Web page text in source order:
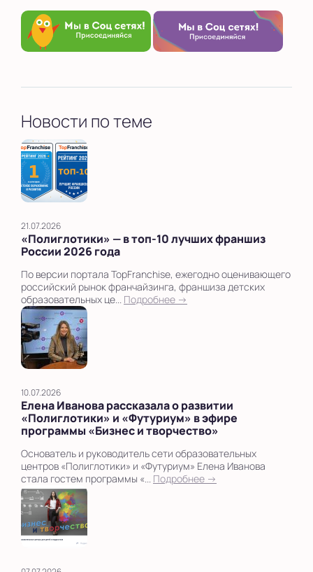
Новости по теме
21.07.2026
«Полиглотики» — в топ‑10 лучших франшиз
России 2026 года
По версии портала TopFranchise, ежегодно оценивающего
российский рынок франчайзинга, франшиза детских
образовательных це... Подробнее →
10.07.2026
Елена Иванова рассказала о развитии
«Полиглотики» и «Футуриум» в эфире
программы «Бизнес и творчество»
Основатель и руководитель сети образовательных
центров «Полиглотики» и «Футуриум» Елена Иванова
стала гостем программы «... Подробнее →